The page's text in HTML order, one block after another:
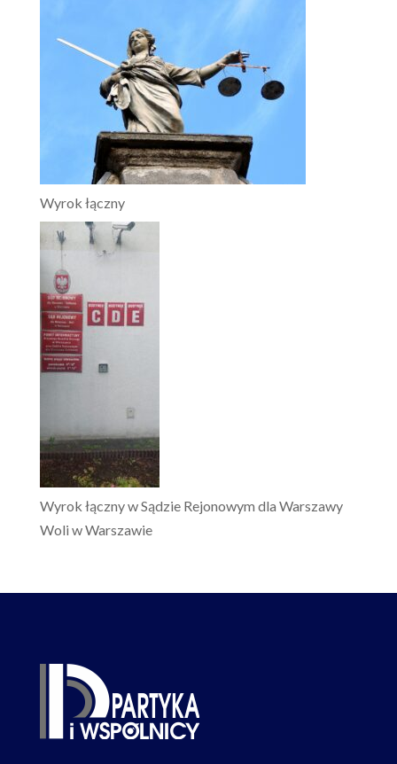
Wyrok łączny
Wyrok łączny w Sądzie Rejonowym dla Warszawy
Woli w Warszawie